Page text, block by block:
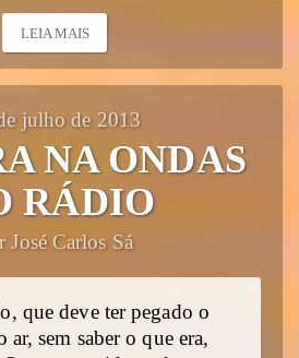
LEIA MAIS
julho de 2013
NA ONDAS
RÁDIO
José Carlos Sá
que deve ter pegado o
ar, sem saber o que era,